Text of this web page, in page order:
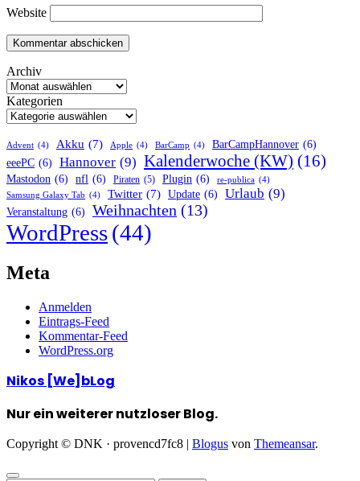
Website
Archiv
Kategorien
Advent (4) Akku (7) Apple (4) BarCamp (4) BarCampHannover (6)
eeePC (6) Hannover (9) Kalenderwoche (KW) (16)
Mastodon (6) nfl (6) Piraten (5) Plugin (6) re-publica (4)
Samsung Galaxy Tab (4) Twitter (7) Update (6) Urlaub (9)
Veranstaltung (6) Weihnachten (13)
WordPress(44)
Meta
Anmelden
Eintrags-Feed
Kommentar-Feed
WordPress.org
Nikos [We]bLog
Nur ein weiterer nutzloser Blog.
Copyright © DNK · provencd7fc8 | Blogus von Themeansar.